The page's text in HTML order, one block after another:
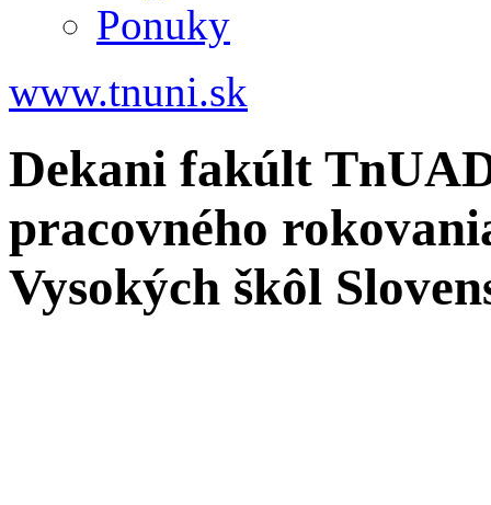
Ponuky
www.tnuni.sk
Dekani fakúlt
pracovného
Vysokých škôl